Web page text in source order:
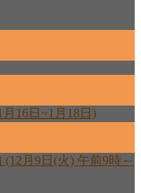
16日~1月18日)
月9日(火) 午前9時～